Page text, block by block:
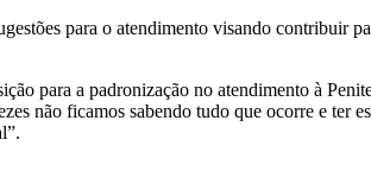
para o atendimento visando contribuir
para a padronização no atendimento à
não ficamos sabendo tudo que ocorre e ter